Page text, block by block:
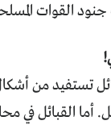
القوات
تستفيد من
أما القبائل